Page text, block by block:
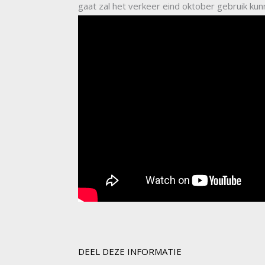
gaat zal het verkeer eind oktober gebruik
DEEL DEZE INFORMATIE